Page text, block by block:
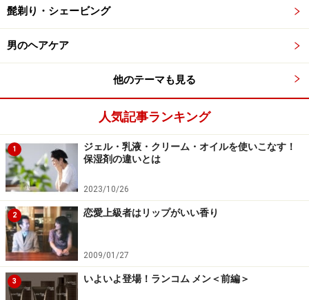
髭剃り・シェービング
男のヘアケア
他のテーマも見る
人気記事ランキング
1
ジェル・乳液・クリーム・オイルを使いこなす！
保湿剤の違いとは
2023/10/26
2 恋愛上級者はリップがいい香り
2009/01/27
3 いよいよ登場！ランコム メン＜前編＞